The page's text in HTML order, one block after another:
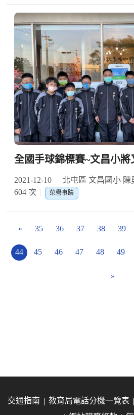
全國手球錦標賽~文昌小將
2021-12-10 北屯區 文昌國小 陳
604 次
榮譽事蹟
« 35 36 37 38 39
44 45 46 47 48 49
»
交通指南 教育局電話分機一覽表